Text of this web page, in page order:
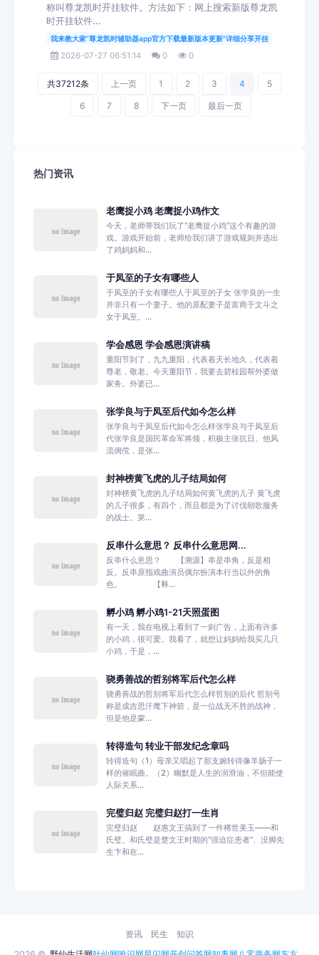
称叫尊龙凯时开挂软件。方法如下：网上搜索新版尊龙凯
时开挂软件...
我来教大家“尊龙凯时辅助器app官方下载最新版本更新”详细分享开挂
2026-07-27 06:51:14 0 0
共37212条 上一页 1 2 3 4 5
6 7 8 下一页 最后一页
热门资讯
老鹰捉小鸡 老鹰捉小鸡作文
今天，老师带我们玩了“老鹰捉小鸡”这个有趣的游
戏。游戏开始前，老师给我们讲了游戏规则并选出
了鸡妈妈和...
于凤至的子女有哪些人
于凤至的子女有哪些人于凤至的子女 张学良的一生
并非只有一个妻子。他的原配妻子是富商于文斗之
女于凤至。...
学会感恩 学会感恩演讲稿
重阳节到了，九九重阳，代表着天长地久，代表着
尊老，敬老。今天重阳节，我要去碧桂园帮外婆做
家务。外婆已...
张学良与于凤至后代如今怎么样
张学良与于凤至后代如今怎么样张学良与于凤至后
代张学良是国民革命军将领，积极主张抗日。他风
流倜傥，是张...
封神榜黄飞虎的儿子结局如何
封神榜黄飞虎的儿子结局如何黄飞虎的儿子 黄飞虎
的儿子很多，有四个，而且都是为了讨伐朝歌服务
的战士。第...
反串什么意思？ 反串什么意思网...
反串什么意思？ 【溯源】串是串角，反是相
反。反串原指戏曲演员偶尔扮演本行当以外的角
色。 【释...
孵小鸡 孵小鸡1-21天照蛋图
有一天，我在电视上看到了一则广告，上面有许多
的小鸡，很可爱。我看了，就想让妈妈给我买几只
小鸡，于是，...
骁勇善战的哲别将军后代怎么样
骁勇善战的哲别将军后代怎么样哲别的后代 哲别号
称是成吉思汗麾下神箭，是一位战无不胜的战神，
但是他是蒙...
转得造句 转业干部发纪念章吗
转得造句（1）母亲又唱起了那支婉转得像羊肠子一
样的催眠曲。（2）幽默是人生的润滑油，不但能使
人际关系...
完璧归赵 完璧归赵打一生肖
完璧归赵 赵惠文王搞到了一件稀世美玉——和
氏璧。和氏璧是楚文王时期的“强迫症患者”、没脚先
生卞和在...
资讯 民生 知识